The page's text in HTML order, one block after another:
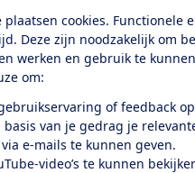
plaatsen cookies. Functionele
Deze zijn noodzakelijk om
werken en gebruik te
om:
of feedback
basis van je gedrag je
e-mails te kunnen geven.
video’s te kunnen
Soundcore
Space One Pro
Over het oor |
Bekijk snel